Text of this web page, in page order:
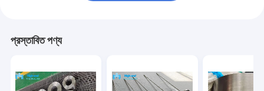
প্রস্তাবিত পণ্য